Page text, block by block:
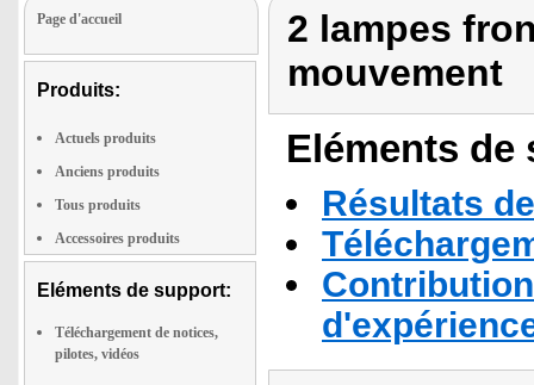
Page d'accueil
Produits:
Actuels produits
Anciens produits
Tous produits
Accessoires produits
Eléments de support:
Téléchargement de notices,
pilotes, vidéos
2 lampes
mouvement
Eléments
Résultats